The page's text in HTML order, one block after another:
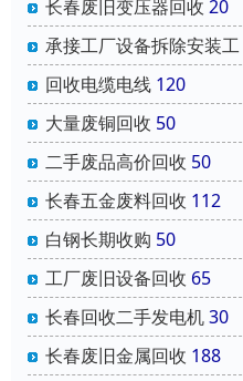
长春废旧变压器回收 20
承接工厂设备拆除安装工
回收电缆电线 120
大量废铜回收 50
二手废品高价回收 50
长春五金废料回收 112
白钢长期收购 50
工厂废旧设备回收 65
长春回收二手发电机30
长春废旧金属回收 188